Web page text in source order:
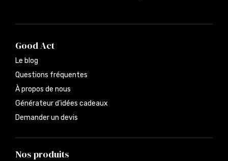
Good Act
Le blog
Questions fréquentes
À propos de nous
Générateur d’idées cadeaux
Demander un devis
Nos produits